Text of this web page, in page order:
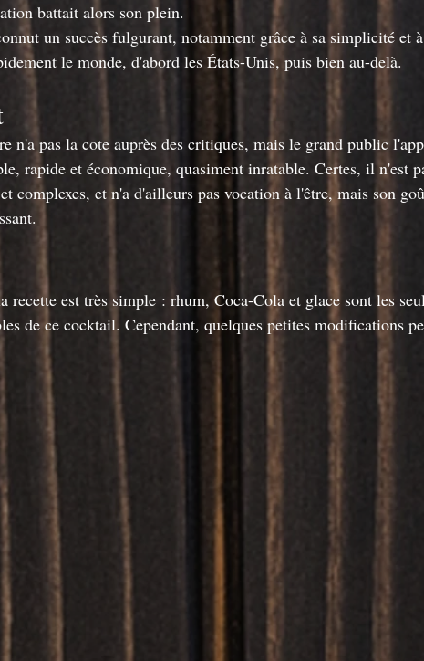
battait alors son plein.
un succès fulgurant, notamment grâce à sa simplicité et
le monde, d'abord les États-Unis, puis bien au-delà.
n'a pas la cote auprès des critiques, mais le grand public
rapide et économique, quasiment inratable. Certes, il n'est
complexes, et n'a d'ailleurs pas vocation à l'être, mais son
recette est très simple : rhum, Coca-Cola et glace sont les
de ce cocktail. Cependant, quelques petites modifications